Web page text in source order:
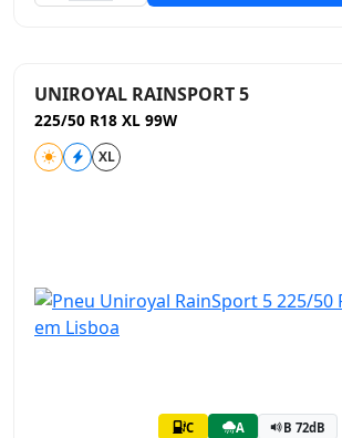
UNIROYAL RAINSPORT 5
225/50 R18 XL 99W
XL
C A B 72dB